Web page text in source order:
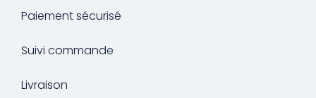
Paiement sécurisé
Suivi commande
Livraison